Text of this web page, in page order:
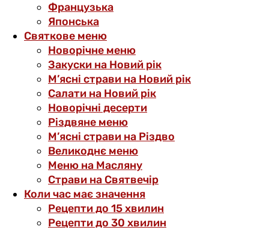
Французька
Японська
Святкове меню
Новорічне меню
Закуски на Новий рік
М’ясні страви на Новий рік
Салати на Новий рік
Новорічні десерти
Різдвяне меню
М’ясні страви на Різдво
Великоднє меню
Меню на Масляну
Страви на Святвечір
Коли час має значення
Рецепти до 15 хвилин
Рецепти до 30 хвилин